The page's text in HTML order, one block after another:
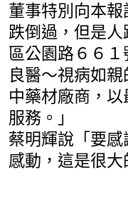
董事特別向本
跌倒過，但是
區公園路６６
良醫～視病如
中藥材廠商，
服務。」
蔡明輝說「要
感動，這是很